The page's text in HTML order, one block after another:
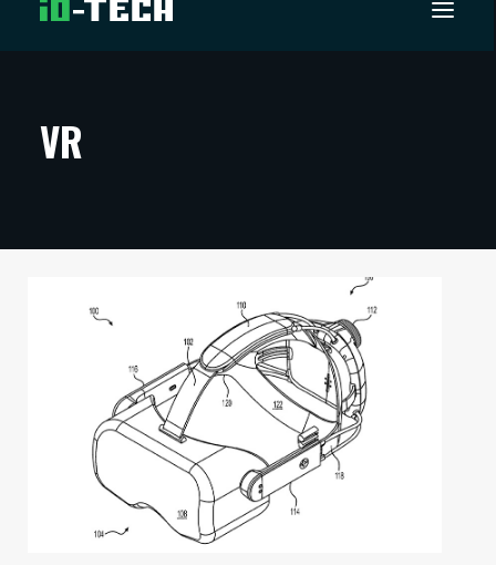
ARTIKKELIT
TECHBBS
VAIHDA TEEMA
VR